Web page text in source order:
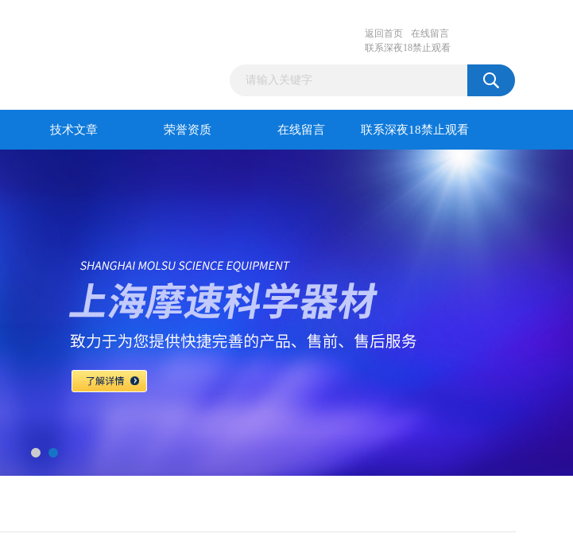
返回首页
在线留言
联系深夜18禁止观看
技术文章 荣誉资质 在线留言 联系深夜18禁止观看